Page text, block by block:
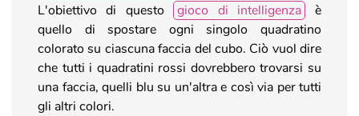
L'obiettivo di questo gioco di intelligenza
è
quello di spostare ogni singolo quadratino
colorato su ciascuna faccia del cubo. Ciò vuol dire
che tutti i quadratini rossi dovrebbero trovarsi su
una faccia, quelli blu su un'altra e così via per tutti
gli altri colori.